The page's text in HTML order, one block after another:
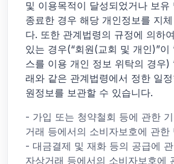
및 이용목적이 달성되었거나 보유
종료한 경우 해당 개인정보를 지
다. 또한 관계법령의 규정에 의하
있는 경우(“회원(교회 및 개인)”이
스를 이용 개인 정보 위탁의 경우)
래와 같은 관계법령에서 정한 일
원정보를 보관할 수 있습니다.
- 가입 또는 청약철회 등에 관한
거래 등에서의 소비자보호에 관한
- 대금결제 및 재화 등의 공급에
자상거래 등에서의 소비자보호에